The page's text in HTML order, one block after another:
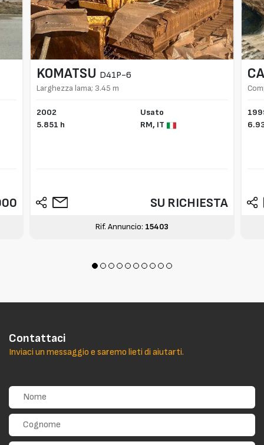
KOMATSU D41P-6
Larghezza lama; 3.45 m
2002
5.851 h
Usato
RM, IT
SU RICHIESTA
Rif. Annuncio: 15403
Contattaci
Inviaci un messaggio e saremo lieti di aiutarti.